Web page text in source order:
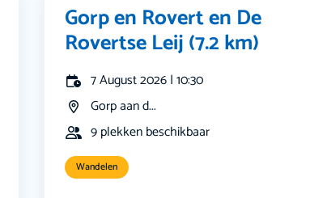
Gorp en Rovert en De
Rovertse Leij (7.2 km)
7 August 2026 | 10:30
Gorp aan d...
9 plekken beschikbaar
Wandelen